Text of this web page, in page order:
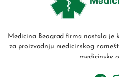
Medicina Beograd firma nastala je
za proizvodnju medicinskog
medicinske